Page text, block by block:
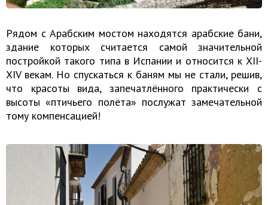
Рядом с Арабским мостом находятся арабские бани,
здание которых считается самой значительной
постройкой такого типа в Испании и относится к XII-
XIV векам. Но спускаться к баням мы не стали, решив,
что красоты вида, запечатлённого практически с
высоты «птичьего полёта» послужат замечательной
тому компенсацией!